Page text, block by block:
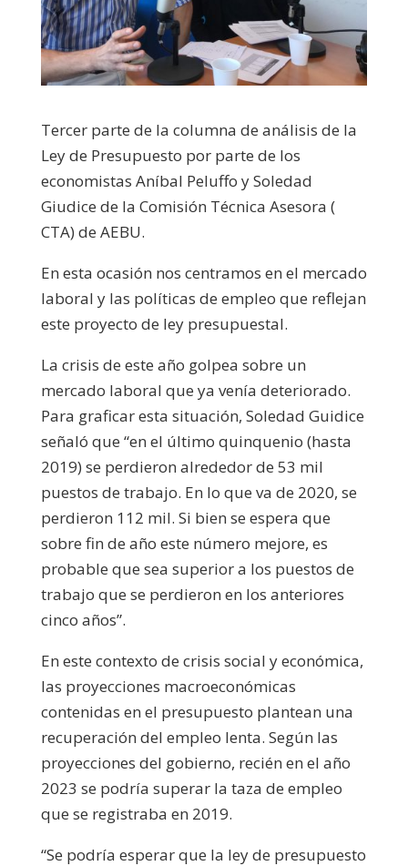
Tercer parte de la columna de análisis de la
Ley de Presupuesto por parte de los
economistas Aníbal Peluffo y Soledad
Giudice de la Comisión Técnica Asesora (
CTA) de AEBU.
En esta ocasión nos centramos en el mercado
laboral y las políticas de empleo que reflejan
este proyecto de ley presupuestal.
La crisis de este año golpea sobre un
mercado laboral que ya venía deteriorado.
Para graficar esta situación, Soledad Guidice
señaló que “en el último quinquenio (hasta
2019) se perdieron alrededor de 53 mil
puestos de trabajo. En lo que va de 2020, se
perdieron 112 mil. Si bien se espera que
sobre fin de año este número mejore, es
probable que sea superior a los puestos de
trabajo que se perdieron en los anteriores
cinco años”.
En este contexto de crisis social y económica,
las proyecciones macroeconómicas
contenidas en el presupuesto plantean una
recuperación del empleo lenta. Según las
proyecciones del gobierno, recién en el año
2023 se podría superar la taza de empleo
que se registraba en 2019.
“Se podría esperar que la ley de presupuesto